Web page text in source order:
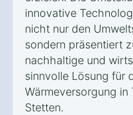
innovative
nicht nur den
sondern präsentiert
nachhaltige und
sinnvolle Lösung für
Wärmeversorgung in
Stetten.